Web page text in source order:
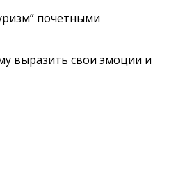
почетными
выразить свои эмоции и